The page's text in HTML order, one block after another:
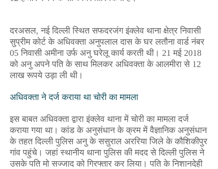
दरअसल,नई दिल्ली स्थित सफदरजंग इंक्लेव थाना क्षेत्र निवासी
सुप्रीम कोर्ट के अधिवक्ता अनुपलाल दास के घर लतौना वार्ड नंबर
05 निवासी अमीना उर्फ अनु घरेलू कार्य करती थी। 21 मई 2018
को अनु अपने पति के साथ मिलकर अधिवक्ता के आलमीरा से 12
लाख रूपये उड़ा ली थी।
अधिवक्ता ने दर्ज कराया था चोरी का मामला
इस बाबत अधिवक्ता द्वारा इंक्लेव थाना में चोरी का मामला दर्ज
कराया गया था। कांड के अनुसंधान के क्रम में वैज्ञानिक अनुसंधान
के तहत दिल्ली पुलिस अनु के ससुराल अररिया जिले के कौशिकीपुर
गांव पहुंचे। जहां स्थानीय थाना पुलिस की मदद से दिल्ली पुलिस ने
उसके पति मो सज्जाद को गिरफ्तार कर लिया। पति के निशानदेही